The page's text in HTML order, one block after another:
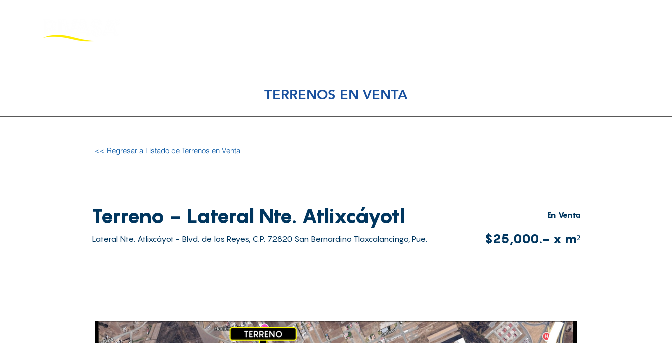
TERRENOS EN VENTA
<< Regresar a Listado de Terrenos en Venta
Terreno - Lateral Nte. Atlixcáyotl
Lateral Nte. Atlixcáyot - Blvd. de los Reyes, C.P. 72820 San Bernardino Tlaxcalancingo, Pue.
En Venta
$25,000.- x m²